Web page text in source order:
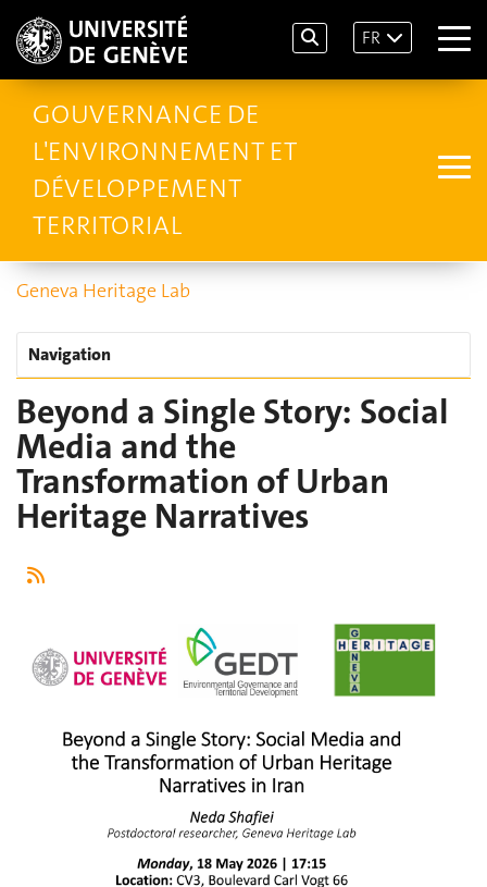
FR
GOUVERNANCE DE
L'ENVIRONNEMENT ET
DÉVELOPPEMENT
TERRITORIAL
Geneva Heritage Lab
Navigation
Beyond a Single Story: Social
Media and the
Transformation of Urban
Heritage Narratives